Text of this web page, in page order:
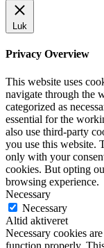
Luk
Privacy Overview
This website uses
navigate through the
categorized as
essential for the
also use third-party
you use this website.
only with your
cookies. But opting
browsing experience.
Necessary
Necessary
Altid aktiveret
Necessary cookies
function properly.